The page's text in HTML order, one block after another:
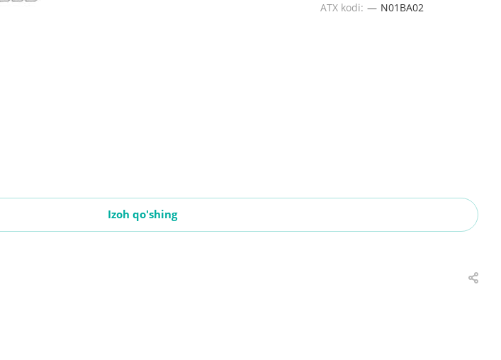
ATX kodi: — N01BA02
Izoh qo'shing